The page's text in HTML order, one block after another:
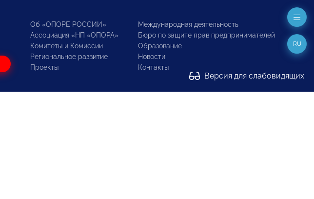
Об «ОПОРЕ РОССИИ»
Ассоциация «НП «ОПОРА»
Комитеты и Комиссии
Региональное развитие
Проекты
Международная деятельность
Бюро по защите прав предпринимателей
Образование
Новости
Контакты
Версия для слабовидящих
RU